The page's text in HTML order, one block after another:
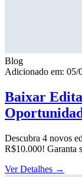
Blog
Adicionado em: 05/
Baixar
Descubra 4 novos
R$10.000! Garanta
Ver Detalhes →